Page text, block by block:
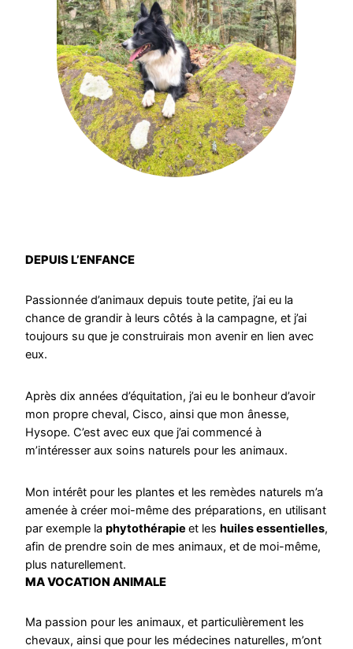
DEPUIS L’ENFANCE
Passionnée d’animaux depuis toute petite, j’ai eu la
chance de grandir à leurs côtés à la campagne, et j’ai
toujours su que je construirais mon avenir en lien avec
eux.
Après dix années d’équitation, j’ai eu le bonheur d’avoir
mon propre cheval, Cisco, ainsi que mon ânesse,
Hysope. C’est avec eux que j’ai commencé à
m’intéresser aux soins naturels pour les animaux.
Mon intérêt pour les plantes et les remèdes naturels m’a
amenée à créer moi-même des préparations, en utilisant
par exemple la phytothérapie et les huiles essentielles,
afin de prendre soin de mes animaux, et de moi-même,
plus naturellement.
MA VOCATION ANIMALE
Ma passion pour les animaux, et particulièrement les
chevaux, ainsi que pour les médecines naturelles, m’ont